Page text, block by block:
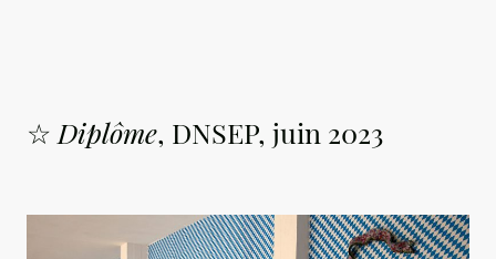
☆ Diplôme, DNSEP, juin 2023